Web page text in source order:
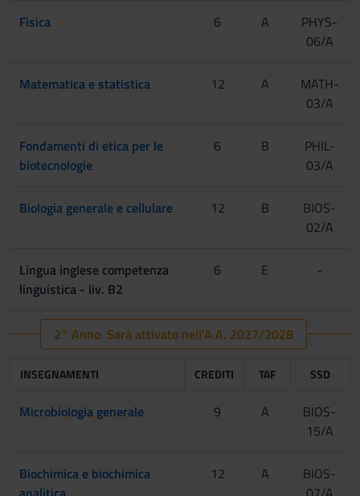
Fisica 6 A
PHYS-
06/A
Matematica e statistica 12 A
MATH-
03/A
Fondamenti di etica per le
biotecnologie
6 B
PHIL-
03/A
Biologia generale e cellulare 12 B
BIOS-
02/A
Lingua inglese competenza
linguistica - liv. B2
6 E -
2° Anno Sarà attivato nell'A.A. 2027/2028
INSEGNAMENTI CREDITI TAF SSD
Microbiologia generale 9 A
BIOS-
15/A
Biochimica e biochimica
12 A
BIOS-